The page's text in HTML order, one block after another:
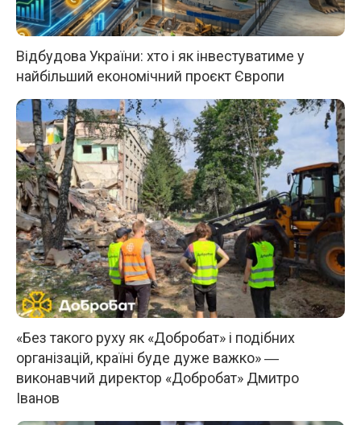
Відбудова України: хто і як інвестуватиме у
найбільший економічний проєкт Європи
«Без такого руху як «Добробат» і подібних
організацій, країні буде дуже важко» ―
виконавчий директор «Добробат» Дмитро
Іванов